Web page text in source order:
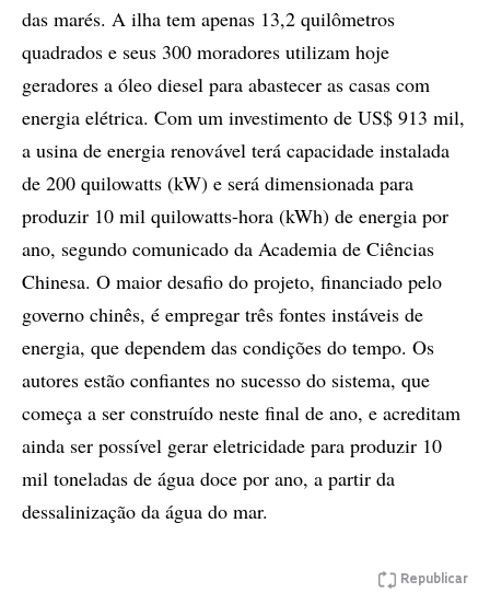
das marés. A ilha tem apenas 13,2 quilômetros
quadrados e seus 300 moradores utilizam hoje
geradores a óleo diesel para abastecer as casas com
energia elétrica. Com um investimento de US$ 913 mil,
a usina de energia renovável terá capacidade instalada
de 200 quilowatts (kW) e será dimensionada para
produzir 10 mil quilowatts-hora (kWh) de energia por
ano, segundo comunicado da Academia de Ciências
Chinesa. O maior desafio do projeto, financiado pelo
governo chinês, é empregar três fontes instáveis de
energia, que dependem das condições do tempo. Os
autores estão confiantes no sucesso do sistema, que
começa a ser construído neste final de ano, e acreditam
ainda ser possível gerar eletricidade para produzir 10
mil toneladas de água doce por ano, a partir da
dessalinização da água do mar.
Republicar